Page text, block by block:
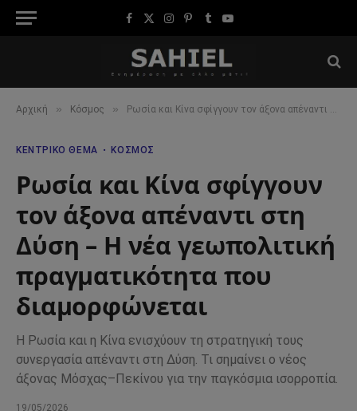
Facebook
X
Instagram
Pinterest
TumblrYouTube
Αρχική » Κόσμος » Ρωσία και Κίνα σφίγγουν τον άξονα απέναντι στη Δύση – Η νέα γεωπολιτική πραγματικότητα που διαμορφώνεται
ΚΕΝΤΡΙΚΌ ΘΈΜΑ ΚΌΣΜΟΣ
Ρωσία και Κίνα σφίγγουν
τον άξονα απέναντι στη
Δύση – Η νέα γεωπολιτική
πραγματικότητα που
διαμορφώνεται
Η Ρωσία και η Κίνα ενισχύουν τη στρατηγική τους
συνεργασία απέναντι στη Δύση. Τι σημαίνει ο νέος
άξονας Μόσχας–Πεκίνου για την παγκόσμια ισορροπία.
19/05/2026